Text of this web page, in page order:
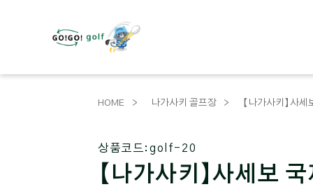
HOME 나가사키 골프장 【나가사키】사
상품코드: golf-20
【나가사키】사세보